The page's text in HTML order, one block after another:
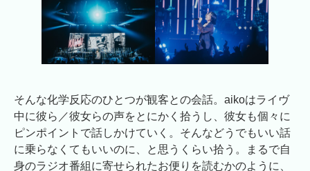
そんな化学反応のひとつが観客との会話。aikoはライヴ
中に彼ら／彼女らの声をとにかく拾うし、彼女も個々に
ピンポイントで話しかけていく。そんなどうでもいい話
に乗らなくてもいいのに、と思うくらい拾う。まるで自
身のラジオ番組に寄せられたお便りを読むかのように、